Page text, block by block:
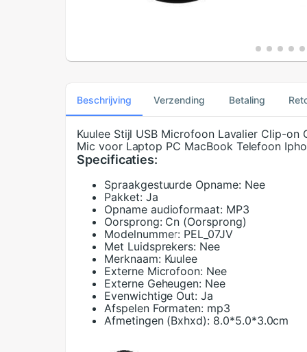
Beschrijving Verzending Betaling
Kuulee Stijl USB Microfoon Lavalier Clip-on
Mic voor Laptop PC MacBook Telefoon
Specificaties:
Spraakgestuurde Opname: Nee
Pakket: Ja
Opname audioformaat: MP3
Oorsprong: Cn (Oorsprong)
Modelnummer: PEL_07JV
Met Luidsprekers: Nee
Merknaam: Kuulee
Externe Microfoon: Nee
Externe Geheugen: Nee
Evenwichtige Out: Ja
Afspelen Formaten: mp3
Afmetingen (Bxhxd): 8.0*5.0*3.0cm